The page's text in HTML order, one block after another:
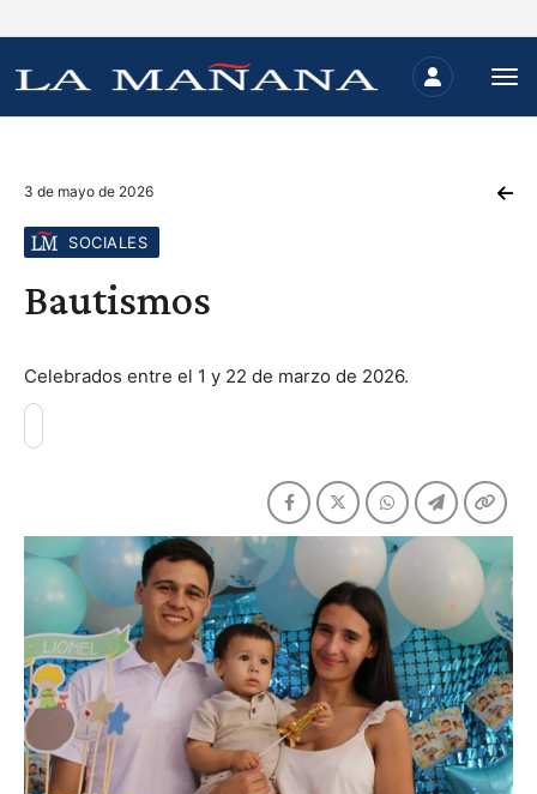
3 de mayo de 2026
SOCIALES
Bautismos
Celebrados entre el 1 y 22 de marzo de 2026.